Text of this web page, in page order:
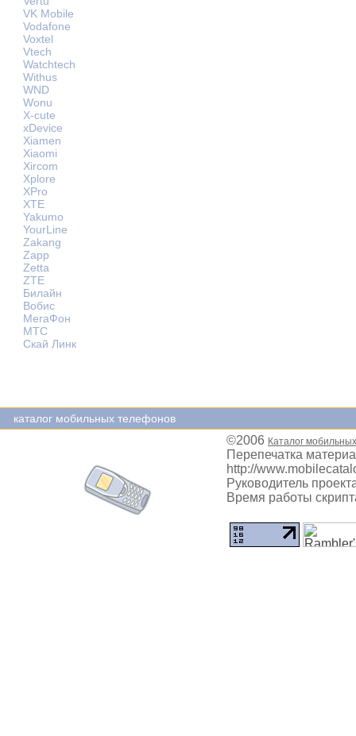
VK Mobile
Vodafone
Voxtel
Vtech
Watchtech
Withus
WND
Wonu
X-cute
xDevice
Xiamen
Xiaomi
Xircom
Xplore
XPro
XTE
Yakumo
YourLine
Zakang
Zapp
Zetta
ZTE
Билайн
Вобис
МегаФон
МТС
Скай Линк
каталог мобильных телефонов
©2006 Каталог
Перепечатка
http://
Руководитель
Время работы